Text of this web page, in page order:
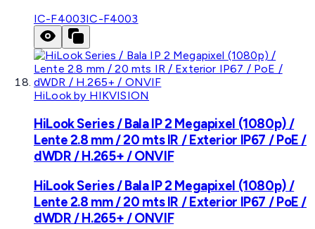
IC-F4003IC-F4003
HiLook by HIKVISION
HiLook Series / Bala IP 2 Megapixel (1080p) /
Lente 2.8 mm / 20 mts IR / Exterior IP67 / PoE /
dWDR / H.265+ / ONVIF
HiLook Series / Bala IP 2 Megapixel (1080p) /
Lente 2.8 mm / 20 mts IR / Exterior IP67 / PoE /
dWDR / H.265+ / ONVIF